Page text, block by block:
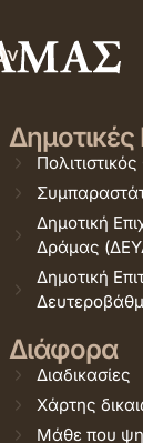
Δημοτικές
Δημοτική
Δράμας
Δημοτική
Διάφορα
Διαδικασίες
Χάρτης
Μάθε που